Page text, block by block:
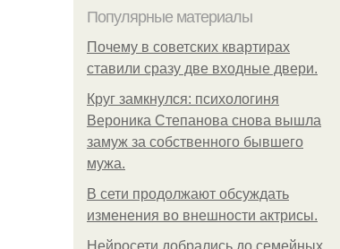
Популярные материалы
Почему в советских квартирах
ставили сразу две входные двери.
Круг замкнулся: психологиня
Вероника Степанова снова вышла
замуж за собственного бывшего
мужа.
В сети продолжают обсуждать
изменения во внешности актрисы.
Нейросети добрались до семейных